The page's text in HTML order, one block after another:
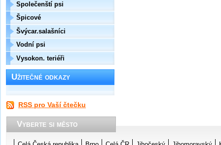
Společenští psi
Špicové
Švýcar.salašníci
Vodní psi
Vysokon. teriéři
Užitečné odkazy
RSS pro Vaší čtečku
Vyberte si město